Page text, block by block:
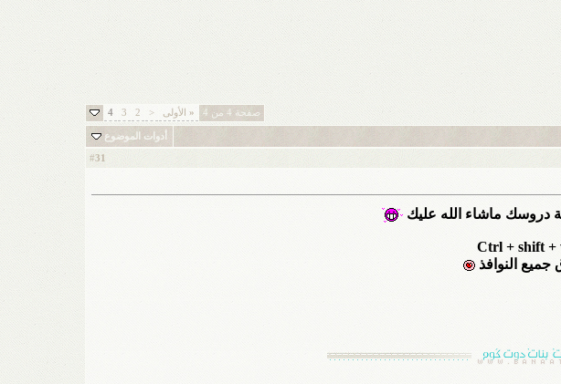
صفحة 4 من 4 « الأولى <
2
3
4
أدوات الموضوع
31
دروسك ماشاء الله عليك
Ctrl + shift +
جميع النوافذ